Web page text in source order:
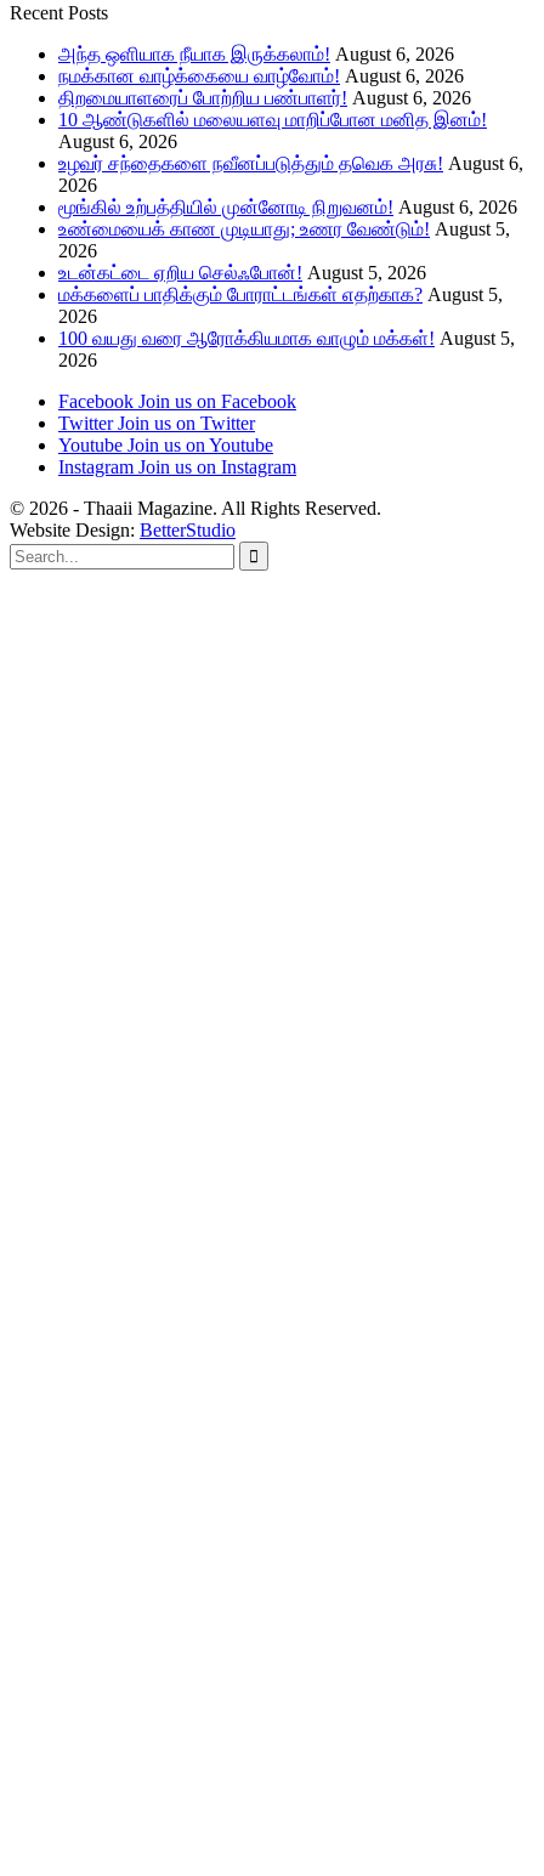
Recent Posts
அந்த ஒளியாக நீயாக இருக்கலாம்! August 6, 2026
நமக்கான வாழ்க்கையை வாழ்வோம்! August 6, 2026
திறமையாளரைப் போற்றிய பண்பாளர்! August 6, 2026
10 ஆண்டுகளில் மலையளவு மாறிப்போன மனித இனம்!
August 6, 2026
உழவர் சந்தைகளை நவீனப்படுத்தும் தவெக அரசு! August 6,
2026
மூங்கில் உற்பத்தியில் முன்னோடி நிறுவனம்! August 6, 2026
உண்மையைக் காண முடியாது; உணர வேண்டும்! August 5,
2026
உடன்கட்டை ஏறிய செல்ஃபோன்! August 5, 2026
மக்களைப் பாதிக்கும் போராட்டங்கள் எதற்காக? August 5,
2026
100 வயது வரை ஆரோக்கியமாக வாழும் மக்கள்! August 5,
2026
Facebook Join us on Facebook
Twitter Join us on Twitter
Youtube Join us on Youtube
Instagram Join us on Instagram
© 2026 - Thaaii Magazine. All Rights Reserved.
Website Design: BetterStudio